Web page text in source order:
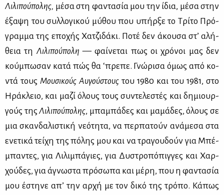
Λι­λι­πού­πο­λης, μέ­σα στη φα­ντα­σία μου την ίδια, μέ­σα στην
έξα­ψη του συλ­λο­γι­κού μύ­θου που υπήρ­ξε το Τρί­το Πρό­
γραμ­μα της επο­χής Χα­τζι­δά­κι. Πο­τέ δεν άκου­σα στ’ αλή­
θεια τη Λι­λι­πού­πο­λη — φαί­νε­ται πως οι χρό­νοι μας δεν
κού­μπω­σαν κα­τά πώς θα ‘πρε­πε. Γνώ­ρι­σα όμως από κο­
ντά τους Μου­σι­κούς Αυ­γού­στους του 1980 και του 1981, στο
Ηρά­κλειο, και μα­ζί όλους τους συ­ντε­λε­στές και δη­μιουρ­
γούς τηςΛι­λι­πού­πο­λης, μπα­μπά­δες και μα­μά­δες, όλους σε
μια σκαν­δα­λι­στι­κή νε­ό­τη­τα, να περ­πα­τούν ανά­με­σα στα
ενε­τι­κά τεί­χη της πό­λης μου και να τρα­γου­δούν για Μπέ­
μπα­ντες, για Λι­λι­μπά­γιες, για Δυ­στρο­πό­πιγ­γες και Χαρ­
χού­δες, για άγνω­στα πρό­σω­πα και μέ­ρη, που η φα­ντα­σία
μου έστη­νε απ’ την αρ­χή με τον δι­κό της τρό­πο. Κά­πως